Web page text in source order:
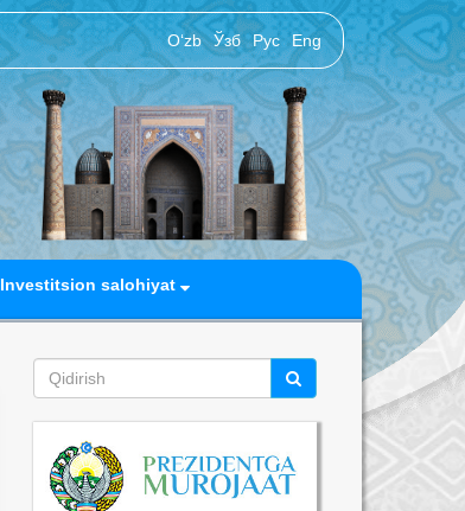
O‘zb Ўзб Рус Eng
Investitsion salohiyat